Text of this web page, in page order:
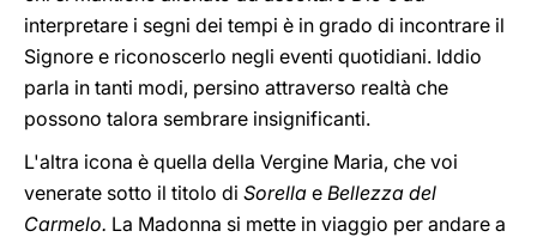
interpretare i segni dei tempi è in grado di incontrare il
Signore e riconoscerlo negli eventi quotidiani. Iddio
parla in tanti modi, persino attraverso realtà che
possono talora sembrare insignificanti.
L'altra icona è quella della Vergine Maria, che voi
venerate sotto il titolo di Sorella e Bellezza del
Carmelo. La Madonna si mette in viaggio per andare a